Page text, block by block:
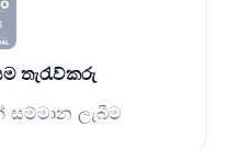
තැරැව්කරු
සම්මාන ලැබීම